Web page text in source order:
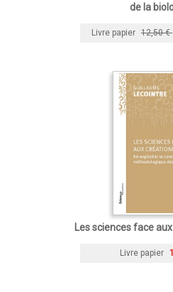
de la
Livre papier 12,50 €
Les sciences face
Livre papier